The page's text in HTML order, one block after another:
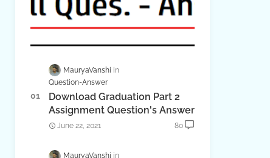
MauryaVanshi
Question-Answer
Download Graduation Part 2
Assignment Question's Answer
June 22, 2021 80
MauryaVanshi